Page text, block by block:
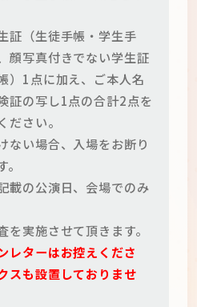
証（生徒手帳・学生手
顔写真付きでない学生証
）1点に加え、ご本人名
証の写し1点の合計2点を
ださい。
ない場合、入場をお断り
載の公演日、会場でのみ
を実施させて頂きます。
レターはお控えくださ
スも設置しておりませ